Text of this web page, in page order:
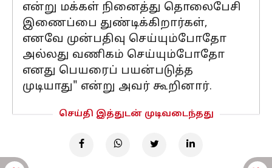
என்று மக்கள் நினைத்து தொலைபேசி
இணைப்பை துண்டிக்கிறார்கள்,
எனவே முன்பதிவு செய்யும்போதோ
அல்லது வணிகம் செய்யும்போதோ
எனது பெயரைப் பயன்படுத்த
முடியாது" என்று அவர் கூறினார்.
செய்தி இத்துடன் முடிவடைந்தது